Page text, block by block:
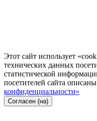
Этот сайт использует
технических данных
статистической
посетителей сайта
конфиденциальности»
Согласен (на)